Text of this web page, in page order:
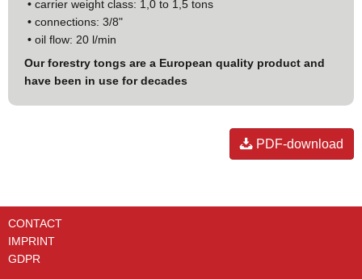
• carrier weight class: 1,0 to 1,5 tons
• connections: 3/8"
• oil flow: 20 l/min
Our forestry tongs are a European quality product and
have been in use for decades
PDF-download
CONTACT
IMPRINT
GDPR